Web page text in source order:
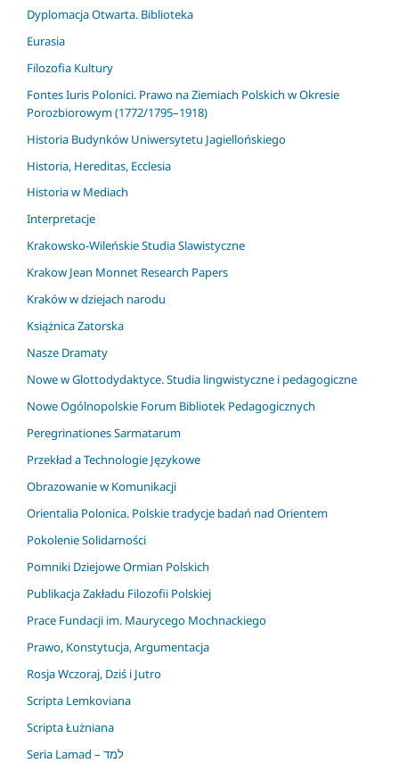
Dyplomacja Otwarta. Biblioteka
Eurasia
Filozofia Kultury
Fontes Iuris Polonici. Prawo na Ziemiach Polskich w Okresie
Porozbiorowym (1772/1795–1918)
Historia Budynków Uniwersytetu Jagiellońskiego
Historia, Hereditas, Ecclesia
Historia w Mediach
Interpretacje
Krakowsko-Wileńskie Studia Slawistyczne
Krakow Jean Monnet Research Papers
Kraków w dziejach narodu
Książnica Zatorska
Nasze Dramaty
Nowe w Glottodydaktyce. Studia lingwistyczne i pedagogiczne
Nowe Ogólnopolskie Forum Bibliotek Pedagogicznych
Peregrinationes Sarmatarum
Przekład a Technologie Językowe
Obrazowanie w Komunikacji
Orientalia Polonica. Polskie tradycje badań nad Orientem
Pokolenie Solidarności
Pomniki Dziejowe Ormian Polskich
Publikacja Zakładu Filozofii Polskiej
Prace Fundacji im. Maurycego Mochnackiego
Prawo, Konstytucja, Argumentacja
Rosja Wczoraj, Dziś i Jutro
Scripta Lemkoviana
Scripta Łużniana
Seria Lamad – למד